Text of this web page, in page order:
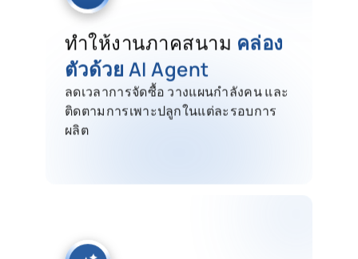
ทำให้งานภาคสนาม คล่อง
ตัวด้วย AI Agent
ลดเวลาการจัดซื้อ วางแผนกำลังคน และ
ติดตามการเพาะปลูกในแต่ละรอบการ
ผลิต